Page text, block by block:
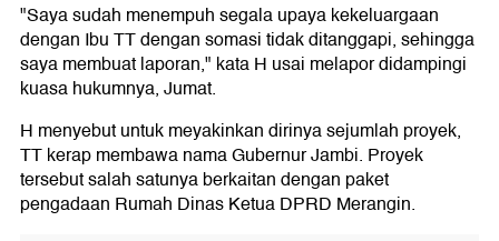
"Saya sudah menempuh segala upaya kekeluargaan
dengan Ibu TT dengan somasi tidak ditanggapi, sehingga
saya membuat laporan," kata H usai melapor didampingi
kuasa hukumnya, Jumat.
H menyebut untuk meyakinkan dirinya sejumlah proyek,
TT kerap membawa nama Gubernur Jambi. Proyek
tersebut salah satunya berkaitan dengan paket
pengadaan Rumah Dinas Ketua DPRD Merangin.